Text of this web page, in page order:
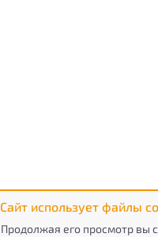
Сайт использует файлы
Продолжая его просмотр вы